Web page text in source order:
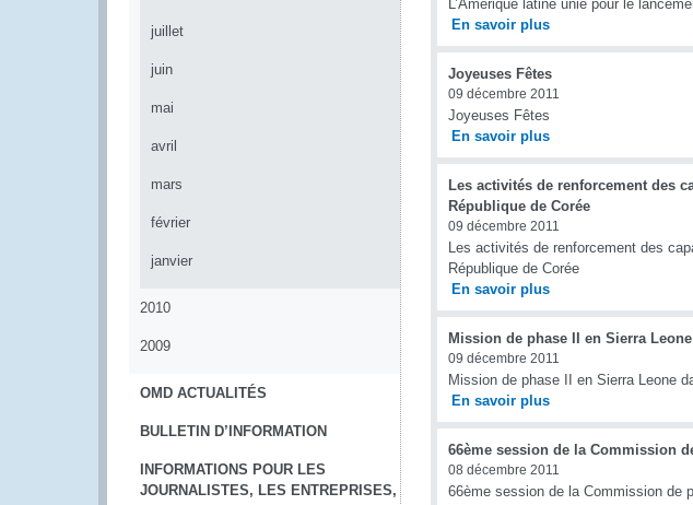
juillet
juin
mai
avril
mars
février
janvier
2010
2009
OMD ACTUALITÉS
BULLETIN D’INFORMATION
INFORMATIONS POUR LES
JOURNALISTES, LES ENTREPRISES,
L’Amérique latine unie pour le
En savoir plus
Joyeuses Fêtes
09 décembre 2011
Joyeuses Fêtes
En savoir plus
Les activités de renforcement des
République de Corée
09 décembre 2011
Les activités de renforcement des
République de Corée
En savoir plus
Mission de phase II en Sierra
09 décembre 2011
Mission de phase II en Sierra Leone
En savoir plus
66ème session de la Commission
08 décembre 2011
66ème session de la Commission de